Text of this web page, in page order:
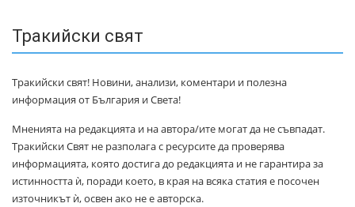
Тракийски свят
Тракийски свят! Новини, анализи, коментари и полезна
информация от България и Света!
Мненията на редакцията и на автора/ите могат да не съвпадат.
Тракийски Свят не разполага с ресурсите да проверява
информацията, която достига до редакцията и не гарантира за
истинността ѝ, поради което, в края на всяка статия е посочен
източникът ѝ, освен ако не е авторска.